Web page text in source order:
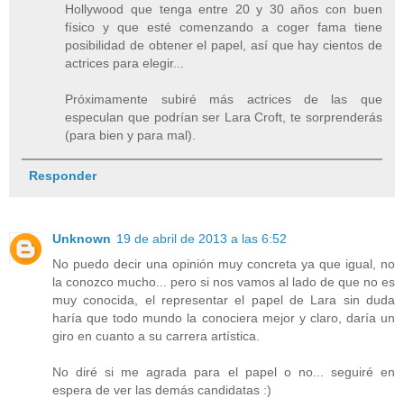
Hollywood que tenga entre 20 y 30 años con buen
físico y que esté comenzando a coger fama tiene
posibilidad de obtener el papel, así que hay cientos de
actrices para elegir...
Próximamente subiré más actrices de las que
especulan que podrían ser Lara Croft, te sorprenderás
(para bien y para mal).
Responder
Unknown 19 de abril de 2013 a las 6:52
No puedo decir una opinión muy concreta ya que igual, no
la conozco mucho... pero si nos vamos al lado de que no es
muy conocida, el representar el papel de Lara sin duda
haría que todo mundo la conociera mejor y claro, daría un
giro en cuanto a su carrera artística.
No diré si me agrada para el papel o no... seguiré en
espera de ver las demás candidatas :)